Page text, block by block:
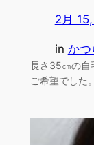
2月
in か
長さ35㎝の自
ご希望でした